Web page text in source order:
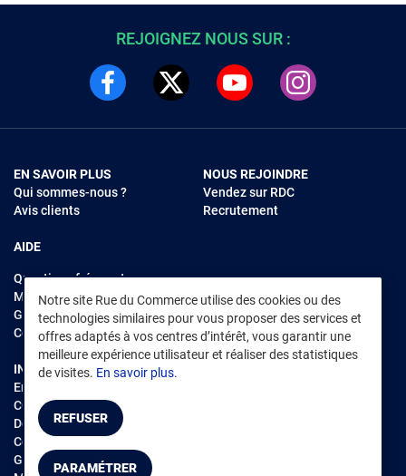
Notre site Rue du Commerce utilise des cookies ou des
technologies similaires pour vous proposer des services et
offres adaptés à vos centres d’intérêt, vous garantir une
meilleure expérience utilisateur et réaliser des statistiques
de visites. En savoir plus.
REFUSER
PARAMÉTRER
REJOIGNEZ NOUS SUR :
EN SAVOIR PLUS
Qui sommes-nous ?
Avis clients
AIDE
Questions fréquentes
Modes de règlements
Garantie et retours
Contacter Rue du Commerce
NOUS REJOINDRE
Vendez sur RDC
Recrutement
INFORMATIONS LÉGALES
Environnement
CGV /CGU Marketplace
Données personnelles
Cookies
Gérer mes cookies